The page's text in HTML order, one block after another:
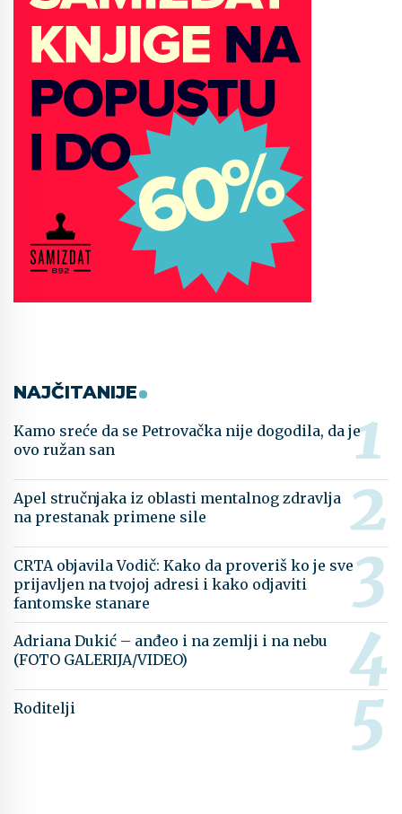
NAJČITANIJE
Kamo sreće da se Petrovačka nije dogodila, da je
ovo ružan san
Apel stručnjaka iz oblasti mentalnog zdravlja
na prestanak primene sile
CRTA objavila Vodič: Kako da proveriš ko je sve
prijavljen na tvojoj adresi i kako odjaviti
fantomske stanare
Adriana Dukić – anđeo i na zemlji i na nebu
(FOTO GALERIJA/VIDEO)
Roditelji